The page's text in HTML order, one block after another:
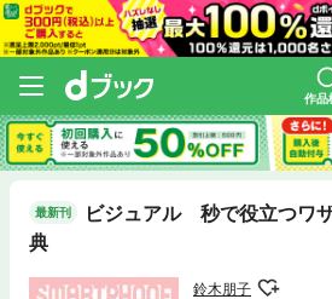
作品
最新刊
ビジュアル 秒で役立つワ
典
鈴木朋子